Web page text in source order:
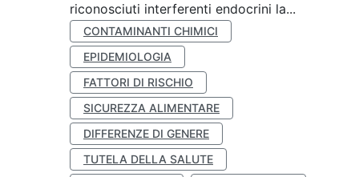
riconosciuti interferenti endocrini la...
CONTAMINANTI CHIMICI
EPIDEMIOLOGIA
FATTORI DI RISCHIO
SICUREZZA ALIMENTARE
DIFFERENZE DI GENERE
TUTELA DELLA SALUTE